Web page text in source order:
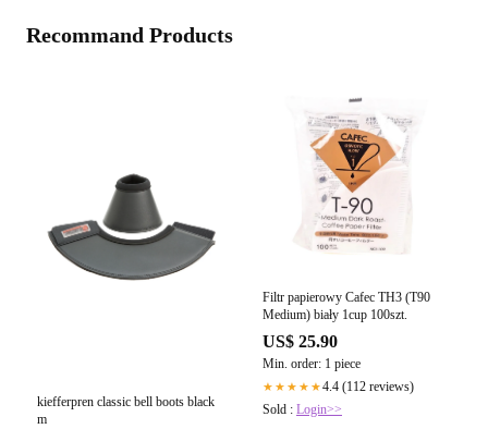
Recommand Products
kiefferpren classic bell boots black
m
Filtr papierowy Cafec TH3 (T90
Medium) biały 1cup 100szt.
US$ 25.90
Min. order: 1 piece
★★★★★4.4 (112 reviews)
Sold : Login>>